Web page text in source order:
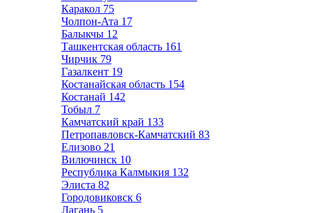
Каракол 75
Чолпон-Ата 17
Балыкчы 12
Ташкентская область 161
Чирчик 79
Газалкент 19
Костанайская область 154
Костанай 142
Тобыл 7
Камчатский край 133
Петропавловск-Камчатский 83
Елизово 21
Вилючинск 10
Республика Калмыкия 132
Элиста 82
Городовиковск 6
Лагань 5